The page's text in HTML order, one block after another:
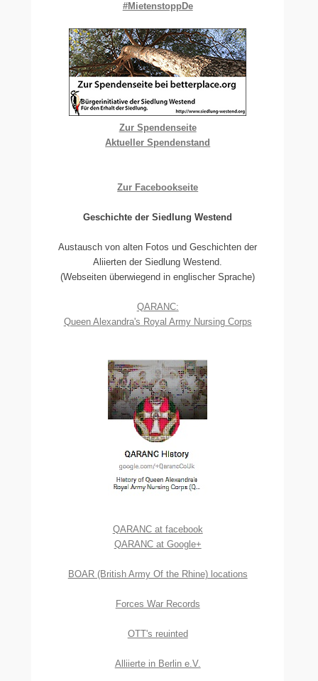
#MietenstoppDe
Zur Spendenseite
Aktueller Spendenstand
Zur Facebookseite
Geschichte der Siedlung Westend
Austausch von alten Fotos und Geschichten der
Aliierten der Siedlung Westend.
(Webseiten überwiegend in englischer Sprache)
QARANC:
Queen Alexandra's Royal Army Nursing Corps
QARANC at facebook
QARANC at Google+
BOAR (British Army Of the Rhine) locations
Forces War Records
OTT's reuinted
Alliierte in Berlin e.V.